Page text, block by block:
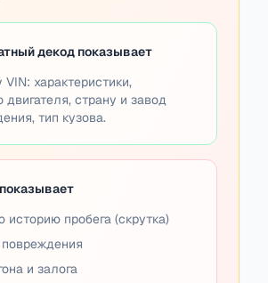
декод показывает
VIN: характеристики,
двигателя, страну и завод
тип кузова.
историю пробега (скрутка)
и залога